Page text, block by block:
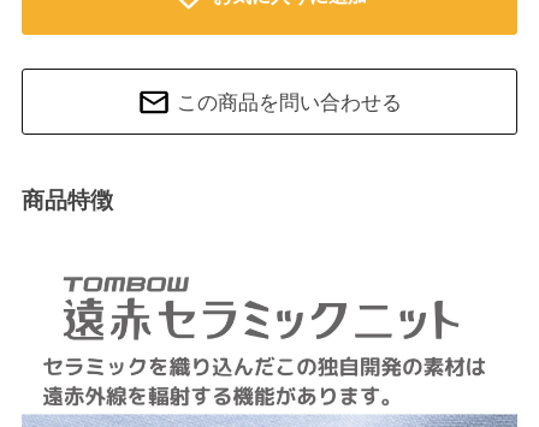
この商品を問い合わせる
商品特徴